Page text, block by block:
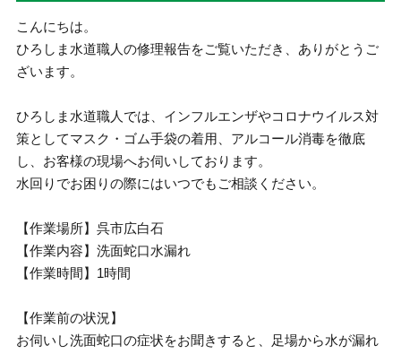
こんにちは。
ひろしま水道職人の修理報告をご覧いただき、ありがとうご
ざいます。
ひろしま水道職人では、インフルエンザやコロナウイルス対
策としてマスク・ゴム手袋の着用、アルコール消毒を徹底
し、お客様の現場へお伺いしております。
水回りでお困りの際にはいつでもご相談ください。
【作業場所】呉市広白石
【作業内容】洗面蛇口水漏れ
【作業時間】1時間
【作業前の状況】
お伺いし洗面蛇口の症状をお聞きすると、足場から水が漏れ